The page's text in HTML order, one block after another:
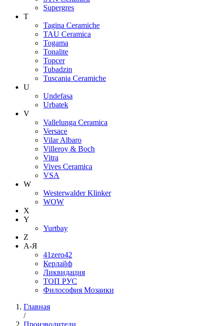
Supergres
T
Tagina Ceramiche
TAU Ceramica
Togama
Tonalite
Topcer
Tubadzin
Tuscania Ceramiche
U
Undefasa
Urbatek
V
Vallelunga Ceramica
Versace
Vilar Albaro
Villeroy & Boch
Vitra
Vives Ceramica
VSA
W
Westerwalder Klinker
WOW
X
Y
Yurtbay
Z
А-Я
41zero42
Керлайф
Ликвидация
ТОП РУС
Философия Мозаики
Главная
/
Производители